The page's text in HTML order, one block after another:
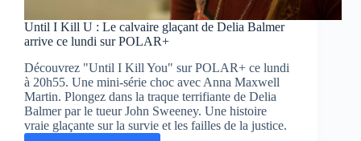
Until I Kill U : Le calvaire glaçant de Delia Balmer
arrive ce lundi sur POLAR+
Découvrez "Until I Kill You" sur POLAR+ ce lundi
à 20h55. Une mini-série choc avec Anna Maxwell
Martin. Plongez dans la traque terrifiante de Delia
Balmer par le tueur John Sweeney. Une histoire
vraie glaçante sur la survie et les failles de la justice.